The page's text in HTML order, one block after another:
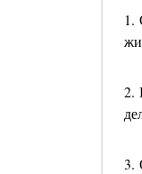
1.
2.
3.